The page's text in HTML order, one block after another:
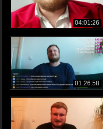
04:01:26
01:26:58